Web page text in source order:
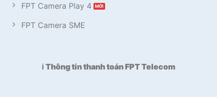
FPT Camera Play 4
FPT Camera SME
ℹ️ Thông tin thanh toán FPT Telecom